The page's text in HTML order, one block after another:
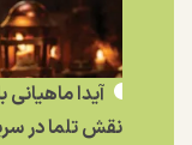
آیدا ماهیانی
نقش تلما در